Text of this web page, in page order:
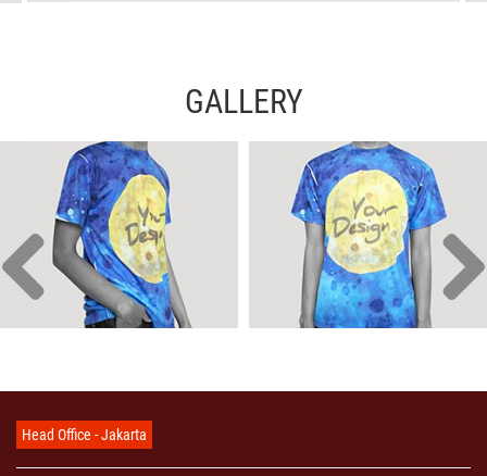
GALLERY
Head Office - Jakarta